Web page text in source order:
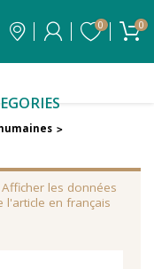
0 0
>
les données
l'article en français